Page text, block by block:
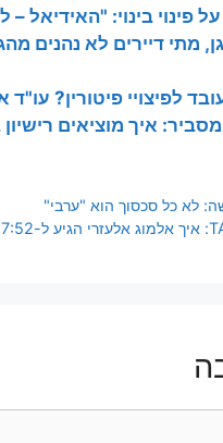
פינוי בינוי: "האידיאל –
מתי דיירים לא נהנים
לפיצויי פיטורין?
איך מוציאים
לא כל סכסוך הוא "ערבי"